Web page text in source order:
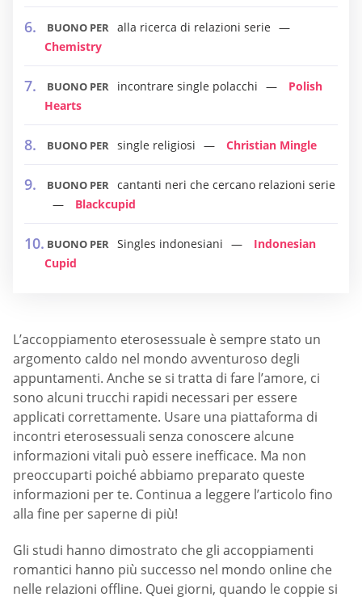
BUONO PER alla ricerca di relazioni serie
Chemistry
BUONO PER incontrare single polacchi
Polish
Hearts
BUONO PER single religiosi Christian Mingle
BUONO PER cantanti neri che cercano relazioni serie
Blackcupid
BUONO PER Singles indonesiani
Indonesian
Cupid
L’accoppiamento eterosessuale è sempre stato un
argomento caldo nel mondo avventuroso degli
appuntamenti. Anche se si tratta di fare l’amore, ci
sono alcuni trucchi rapidi necessari per essere
applicati correttamente. Usare una piattaforma di
incontri eterosessuali senza conoscere alcune
informazioni vitali può essere inefficace. Ma non
preoccuparti poiché abbiamo preparato queste
informazioni per te. Continua a leggere l’articolo fino
alla fine per saperne di più!
Gli studi hanno dimostrato che gli accoppiamenti
romantici hanno più successo nel mondo online che
nelle relazioni offline. Quei giorni, quando le coppie si